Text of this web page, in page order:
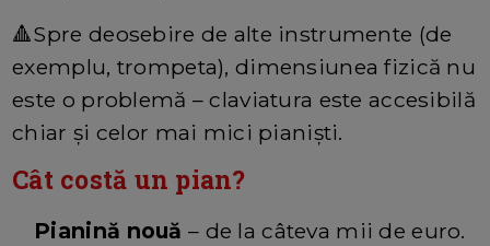
🔺Spre deosebire de alte instrumente (de
exemplu, trompeta), dimensiunea fizică nu
este o problemă – claviatura este accesibilă
chiar și celor mai mici pianiști.
Cât costă un pian?
Pianină nouă – de la câteva mii de euro.